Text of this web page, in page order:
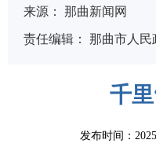
来源： 那曲新闻网
责任编辑： 那曲市人民
千
发布时间：